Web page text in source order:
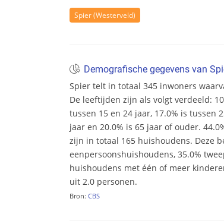
Spier (Westerveld)
Demografische gegevens van
Spier telt in totaal 345 inwoners
De leeftijden zijn als volgt verdeeld:
tussen 15 en 24 jaar, 17.0% is tussen
jaar en 20.0% is 65 jaar of ouder.
zijn in totaal 165 huishoudens. Deze
eenpersoonshuishoudens, 35.0%
huishoudens met één of meer
uit 2.0 personen.
Bron: CBS